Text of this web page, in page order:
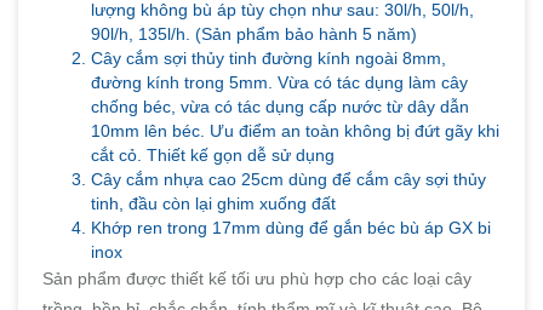
lượng không bù áp tùy chọn như sau: 30l/h, 50l/h,
90l/h, 135l/h. (Sản phẩm bảo hành 5 năm)
Cây cắm sợi thủy tinh đường kính ngoài 8mm,
đường kính trong 5mm. Vừa có tác dụng làm cây
chống béc, vừa có tác dụng cấp nước từ dây dẫn
10mm lên béc. Ưu điểm an toàn không bị đứt gãy khi
cắt cỏ. Thiết kế gọn dễ sử dụng
Cây cắm nhựa cao 25cm dùng để cắm cây sợi thủy
tinh, đầu còn lại ghim xuống đất
Khớp ren trong 17mm dùng để gắn béc bù áp GX bi
inox
Sản phẩm được thiết kế tối ưu phù hợp cho các loại cây